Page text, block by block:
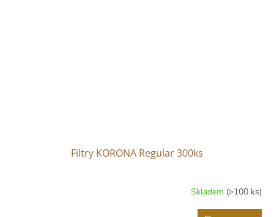
Filtry KORONA Regular 300ks
Skladem (>100 ks)